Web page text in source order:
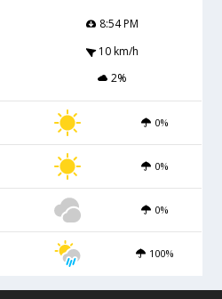
8:54 PM
10 km/h
2%
0%
0%
0%
100%